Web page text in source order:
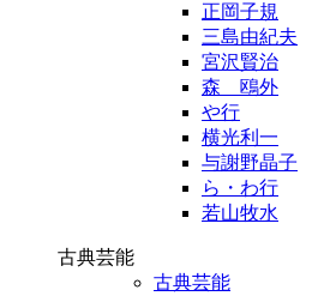
正岡子規
三島由紀夫
宮沢賢治
森 鴎外
や行
横光利一
与謝野晶子
ら・わ行
若山牧水
古典芸能
古典芸能